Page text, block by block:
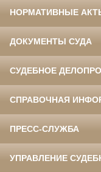
НОРМАТИВНЫЕ
ДОКУМЕНТЫ СУДА
СУДЕБНОЕ
СПРАВОЧНАЯ
ПРЕСС-СЛУЖБА
УПРАВЛЕНИЕ